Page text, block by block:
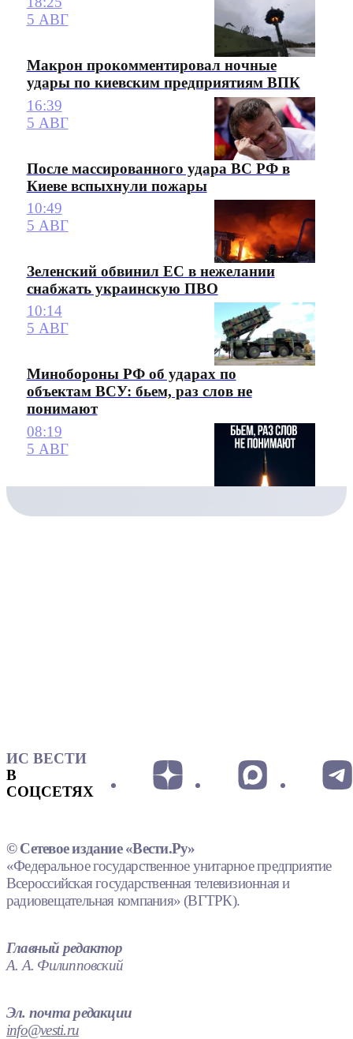
5 АВГ
Макрон прокомментировал ночные
удары по киевским предприятиям ВПК
16:39
5 АВГ
После массированного удара ВС РФ в
Киеве вспыхнули пожары
10:49
5 АВГ
Зеленский обвинил ЕС в нежелании
снабжать украинскую ПВО
10:14
5 АВГ
Минобороны РФ об ударах по
объектам ВСУ: бьем, раз слов не
понимают
08:19
5 АВГ
ИС ВЕСТИ
В
СОЦСЕТЯХ
© Сетевое издание «Вести.Ру»
«Федеральное государственное унитарное предприятие
Всероссийская государственная телевизионная и
радиовещательная компания» (ВГТРК).
Главный редактор
А. А. Филипповский
Эл. почта редакции
info@vesti.ru